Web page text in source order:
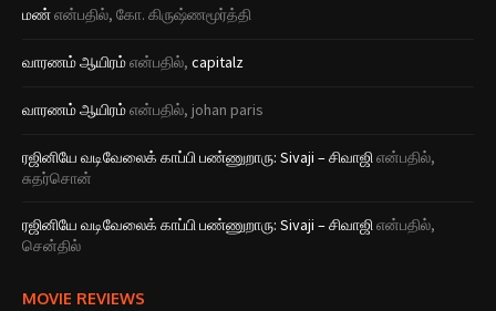
ம‌ண்என்பதில், கோ. கிருஷ்ண‌மூர்த்தி
வார‌ண‌ம் ஆயிர‌ம்என்பதில், capitalz
வார‌ண‌ம் ஆயிர‌ம்என்பதில், johan paris
ரஜினியே வடிவேலைக் காப்பி பண்ணுறாரு: Sivaji – சிவாஜிஎன்பதில்,
சுத‌ர்சொன்
ரஜினியே வடிவேலைக் காப்பி பண்ணுறாரு: Sivaji – சிவாஜிஎன்பதில்,
சென்தில்
MOVIE REVIEWS